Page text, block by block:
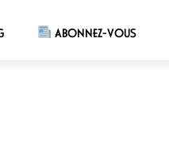
ABONNEZ-VOUS